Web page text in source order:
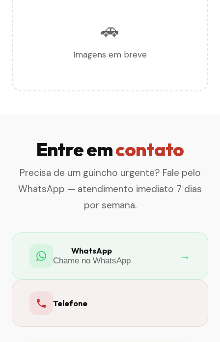
🚗
Imagens em breve
Entre emcontato
Precisa de um guincho urgente? Fale pelo
WhatsApp — atendimento imediato 7 dias
por semana.
WhatsApp
Chame no WhatsApp
→
Telefone